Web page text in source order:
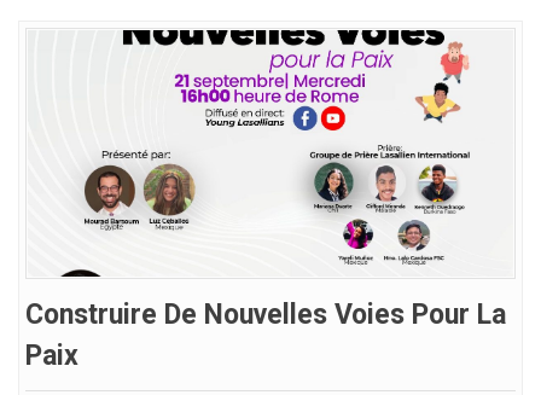
Construire De Nouvelles Voies Pour La
Paix